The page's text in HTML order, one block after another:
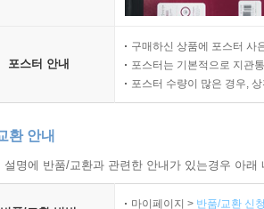
포스터 안내
구매하신 상품에 포스터 사
포스터는 기본적으로 지관
포스터 수량이 많은 경우,
환 안내
명에 반품/교환과 관련한 안내가 있는경우 아
마이페이지 > 반품/교환 신